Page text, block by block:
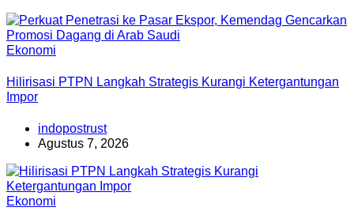
Ekonomi
Hilirisasi PTPN Langkah Strategis Kurangi Ketergantungan
Impor
indopostrust
Agustus 7, 2026
Ekonomi